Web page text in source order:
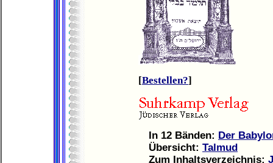
[Bestellen?]
In 12 Bänden: Der
Übersicht: Talmud
Zum Inhaltsverzeichnis: